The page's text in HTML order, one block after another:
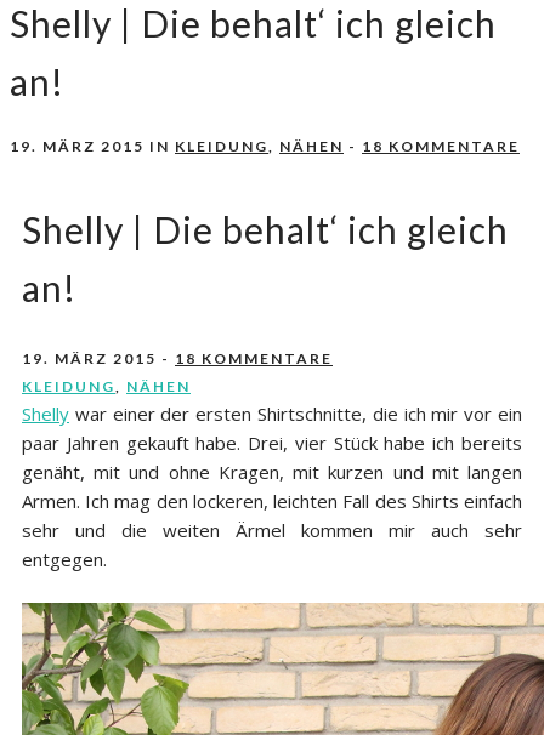
Shelly | Die behalt‘ ich gleich
an!
19. MÄRZ 2015 IN KLEIDUNG, NÄHEN - 18 KOMMENTARE
Shelly | Die behalt‘ ich gleich
an!
19. MÄRZ 2015 - 18 KOMMENTARE
KLEIDUNG
NÄHEN
Shelly war einer der ersten Shirtschnitte, die ich mir vor ein
paar Jahren gekauft habe. Drei, vier Stück habe ich bereits
genäht, mit und ohne Kragen, mit kurzen und mit langen
Armen. Ich mag den lockeren, leichten Fall des Shirts einfach
sehr und die weiten Ärmel kommen mir auch sehr
entgegen.